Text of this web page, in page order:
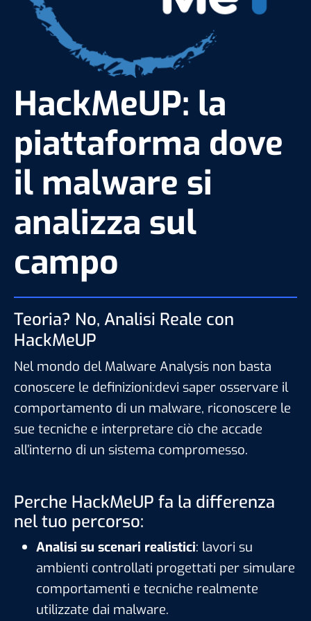
HackMeUP: la
piattaforma dove
il malware si
analizza sul
campo
Teoria? No, Analisi Reale con
HackMeUP
Nel mondo del Malware Analysis non basta
conoscere le definizioni:devi saper osservare il
comportamento di un malware, riconoscere le
sue tecniche e interpretare ciò che accade
all’interno di un sistema compromesso.
Perche HackMeUP fa la differenza
nel tuo percorso:
Analisi su scenari realistici: lavori su
ambienti controllati progettati per simulare
comportamenti e tecniche realmente
utilizzate dai malware.